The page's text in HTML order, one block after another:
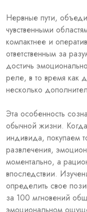
Нервные пути,
чувственными
компактнее и
ответственным за
достичь
реле, в то время как
несколько
Эта особенность
обычной жизни.
индивида, покупаем
развлечения,
моментально, а
впоследствии.
определить свое
за 100 мгновений